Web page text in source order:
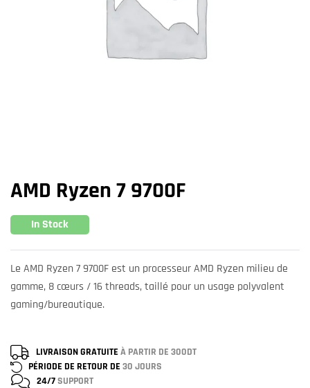
AMD Ryzen 7 9700F
In Stock
Le AMD Ryzen 7 9700F est un processeur AMD Ryzen milieu de
gamme, 8 cœurs / 16 threads, taillé pour un usage polyvalent
gaming/bureautique.
LIVRAISON GRATUITE À PARTIR DE 300DT
PÉRIODE DE RETOUR DE 30 JOURS
24/7SUPPORT